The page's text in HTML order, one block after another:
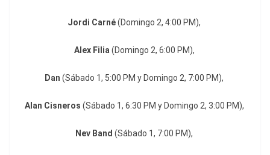
Jordi Carné(Domingo 2, 4:00 PM),
Alex Filia (Domingo 2, 6:00 PM),
Dan (Sábado 1, 5:00 PM y Domingo 2, 7:00 PM),
Alan Cisneros (Sábado 1, 6:30 PM y Domingo 2, 3:00 PM),
Nev Band (Sábado 1, 7:00 PM),